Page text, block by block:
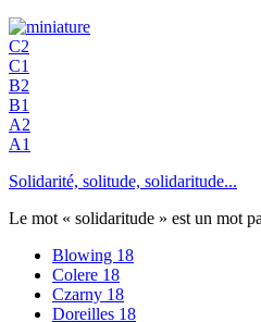
C2
C1
B2
B1
A2
A1
Solidarité, solitude, solidaritude...
Le mot « solidaritude » est un mot
Blowing 18
Colere 18
Czarny 18
Doreilles 18